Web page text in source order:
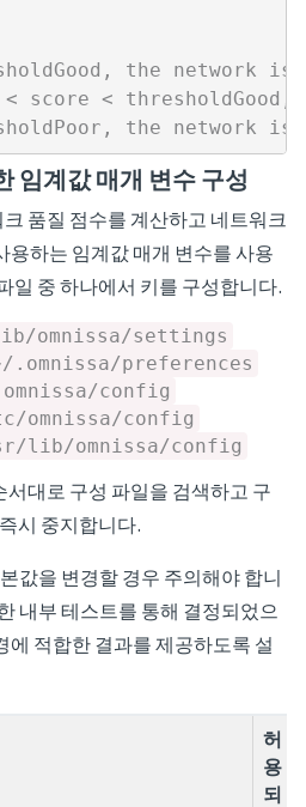
the network is
score <
임계값 매개 변수 구성
품질 점수를 계산하고 네트워크
용하는 임계값 매개 변수를 사용
일 중 하나에서 키를 구성합니다.
omnissa/settings
.omnissa/preferences
config
omnissa/config
lib/omnissa/config
서대로 구성 파일을 검색하고 구
시 중지합니다.
값을 변경할 경우 주의해야 합니
내부 테스트를 통해 결정되었으
에 적합한 결과를 제공하도록 설
허
용
되